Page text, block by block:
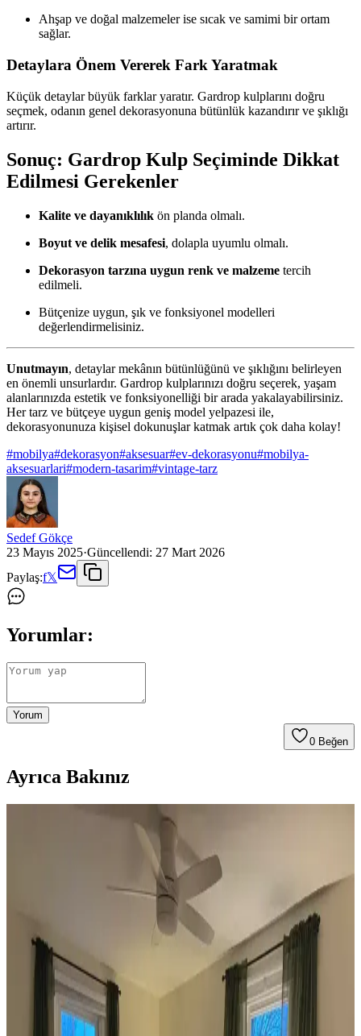
Ahşap ve doğal malzemeler ise sıcak ve samimi bir ortam
sağlar.
Detaylara Önem Vererek Fark Yaratmak
Küçük detaylar büyük farklar yaratır. Gardrop kulplarını doğru
seçmek, odanın genel dekorasyonuna bütünlük kazandırır ve şıklığı
artırır.
Sonuç: Gardrop Kulp Seçiminde Dikkat
Edilmesi Gerekenler
Kalite ve dayanıklılık ön planda olmalı.
Boyut ve delik mesafesi, dolapla uyumlu olmalı.
Dekorasyon tarzına uygun renk ve malzeme tercih
edilmeli.
Bütçenize uygun, şık ve fonksiyonel modelleri
değerlendirmelisiniz.
Unutmayın, detaylar mekânın bütünlüğünü ve şıklığını belirleyen
en önemli unsurlardır. Gardrop kulplarınızı doğru seçerek, yaşam
alanlarınızda estetik ve fonksiyonelliği bir arada yakalayabilirsiniz.
Her tarz ve bütçeye uygun geniş model yelpazesi ile,
dekorasyonunuza kişisel dokunuşlar katmak artık çok daha kolay!
#mobilya#dekorasyon#aksesuar#ev-dekorasyonu#mobilya-
aksesuarlari#modern-tasarim#vintage-tarz
Sedef Gökçe
23 Mayıs 2025·Güncellendi: 27 Mart 2026
Paylaş:f𝕏
Yorumlar:
Yorum
0 Beğen
Ayrıca Bakınız
Koltuk ve Aksesuar Sandalyelerde Renk Uyumu ve
Dekorasyonda Görsel Denge Sağlama Yöntemleri
Koltuk ve aksesuar sandalyelerde renk uyumsuzluğu görsel rekabete
yol açabilir. Halı, perde, yastık ve mobilya yerleşimi ile renkler
dengelenerek mekanın estetik bütünlüğü sağlanır.
Ev Dekorasyonunda Denge ve Fonksiyonellik: Renk
Uyumu, Mobilya Yerleşimi ve Estetik İncelemesi
Reddit tartışması üzerinden ev dekorasyonunda renk uyumu,
mobilya yerleşimi ve aksesuar dengesi gibi unsurların yaşam
alanlarının estetik ve fonksiyonelliğini nasıl etkilediği inceleniyor.